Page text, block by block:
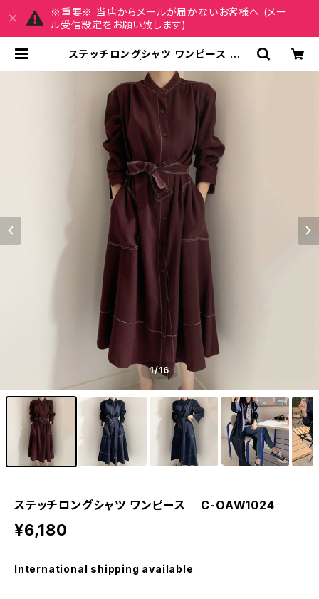
※重要※ 当店からメールが届かないお客様へ (メー
ル受信設定をお願い致します)
ステッチロングシャツ ワンピース C
スファッション 通販
1/16
ステッチロングシャツ ワンピース C-OAW1024
¥6,180
International shipping available